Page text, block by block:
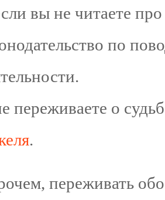
вы не читаете
по
переживаете о
.
переживать